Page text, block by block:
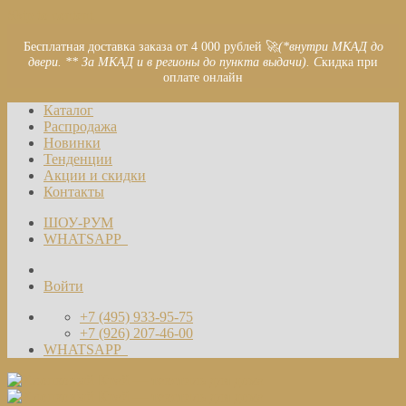
Бесплатная доставка заказа от 4 000 рублей 🚀(*внутри МКАД до
двери. ** За МКАД и в регионы до пункта выдачи). Скидка при
оплате онлайн
Каталог
Распродажа
Новинки
Тенденции
Акции и скидки
Контакты
ШОУ-РУМ
WHATSAPP
Войти
+7 (495) 933-95-75
+7 (926) 207-46-00
WHATSAPP